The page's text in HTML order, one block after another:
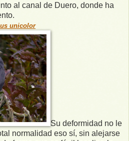
al canal de Duero, donde ha
unicolor
Su deformidad no le
normalidad eso sí, sin alejarse